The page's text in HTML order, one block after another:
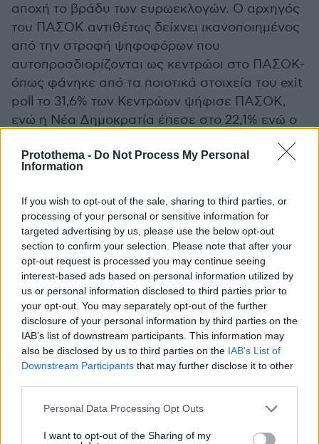
Protothema - Do Not Process My Personal
Information
If you wish to opt-out of the sale, sharing to third parties, or
processing of your personal or sensitive information for
targeted advertising by us, please use the below opt-out
section to confirm your selection. Please note that after your
opt-out request is processed you may continue seeing
interest-based ads based on personal information utilized by
us or personal information disclosed to third parties prior to
your opt-out. You may separately opt-out of the further
disclosure of your personal information by third parties on the
IAB’s list of downstream participants. This information may
also be disclosed by us to third parties on the IAB’s List of
Downstream Participants that may further disclose it to other
Please note that this website/app uses one or more Google
not limited to your visit or usage behaviour. You may click to
Personal Data Processing Opt Outs
I want to opt-out of the Sharing of my
αποχή το βράδυ των ευρωεκλογών. Ο αρχηγός
του ΠΑΣΟΚ αντιθέτως δείχνει ικανοποιημένος
από την στροφή ψηφοφόρων που
αυτοπροσδιορίζονται ως κεντρώοι στο ΠΑΣΟΚ-
όπως φάνηκε από τα ποιοτικά στοιχεία του exit
poll το 31,6% των Κεντρώων ψήφισε ΠΑΣΟΚ,
ενώ η Νέα Δημοκρατία έπεσε στο 22,1% ενώ ο
έχει το ΠΑΣΟΚ στους ψηφοφόρους από 17 έως
μεγάλες ηλικίες. Τα δυνατά του σημεία στον
πανελλαδικό Χάρτη είναι η περιφέρεια: στην
Κρήτη και δη στο Ηράκλειο και το Λασίθι βγήκε
πρώτο κόμμα, δεύτερο κόμμα αναδείχθηκε σε
21 εκλογικές περιφέρειες ανά την Ελλάδα, ενώ
εκτός από την Αττική και σε άλλα αστικά
κέντρα δεν καταφέρνει να αποτρέψει τις
στάσιμες επιδόσεις.
Κεντροαριστερά
Χαριλάου Τρικούπη νέα διλήμματα για τον
χειρισμό των κεντροαριστερών προσκλήσεων.